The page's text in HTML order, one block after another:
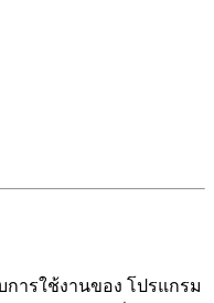
การใช้งานของ โปรแกรม